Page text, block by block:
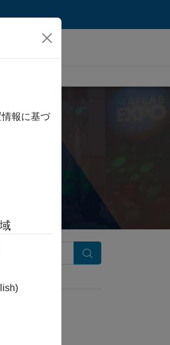
ができます。
検索
報に基づ